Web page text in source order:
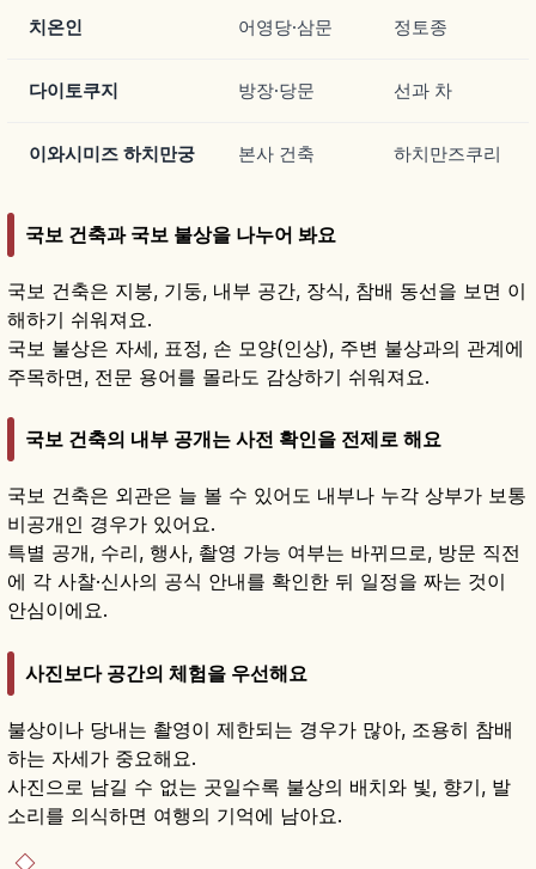
치온인 어영당·삼문 정토종
다이토쿠지 방장·당문 선과 차
이와시미즈 하치만궁 본사 건축 하치만즈쿠리
국보 건축과 국보 불상을 나누어 봐요
국보 건축은 지붕, 기둥, 내부 공간, 장식, 참배 동선을 보면 이
해하기 쉬워져요.
국보 불상은 자세, 표정, 손 모양(인상), 주변 불상과의 관계에
주목하면, 전문 용어를 몰라도 감상하기 쉬워져요.
국보 건축의 내부 공개는 사전 확인을 전제로 해요
국보 건축은 외관은 늘 볼 수 있어도 내부나 누각 상부가 보통
비공개인 경우가 있어요.
특별 공개, 수리, 행사, 촬영 가능 여부는 바뀌므로, 방문 직전
에 각 사찰·신사의 공식 안내를 확인한 뒤 일정을 짜는 것이
안심이에요.
사진보다 공간의 체험을 우선해요
불상이나 당내는 촬영이 제한되는 경우가 많아, 조용히 참배
하는 자세가 중요해요.
사진으로 남길 수 없는 곳일수록 불상의 배치와 빛, 향기, 발
소리를 의식하면 여행의 기억에 남아요.